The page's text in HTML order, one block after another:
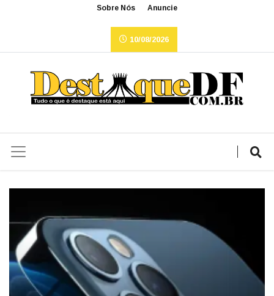
Sobre Nós Anuncie
10/08/2026